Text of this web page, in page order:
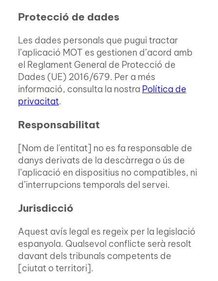
Protecció de dades
Les dades personals que pugui tractar
l’aplicació MOT es gestionen d’acord amb
el Reglament General de Protecció de
Dades (UE) 2016/679. Per a més
informació, consulta la nostra Política de
privacitat.
Responsabilitat
[Nom de l'entitat] no es fa responsable de
danys derivats de la descàrrega o ús de
l’aplicació en dispositius no compatibles, ni
d’interrupcions temporals del servei.
Jurisdicció
Aquest avís legal es regeix per la legislació
espanyola. Qualsevol conflicte serà resolt
davant dels tribunals competents de
[ciutat o territori].